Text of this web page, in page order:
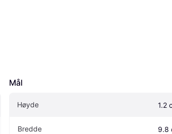
Mål
Høyde 1.2
Bredde 9.8